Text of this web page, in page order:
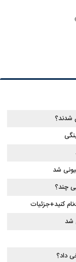
شدند؟
چند؟
شد
داد؟